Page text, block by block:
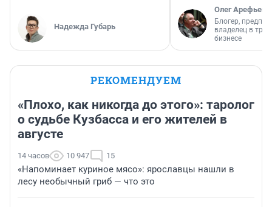
Надежда Губарь
Олег Арефьев
Блогер,
владелец в
бизнесе
РЕКОМЕНДУЕМ
«Плохо, как никогда до этого»: таролог
о судьбе Кузбасса и его жителей в
августе
14 часов 10 947 15
«Напоминает куриное мясо»: ярославцы нашли в
лесу необычный гриб — что это